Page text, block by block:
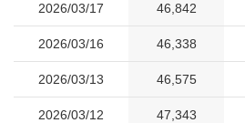
2026/03/17 46,842
2026/03/16 46,338
2026/03/13 46,575
2026/03/12 47,343